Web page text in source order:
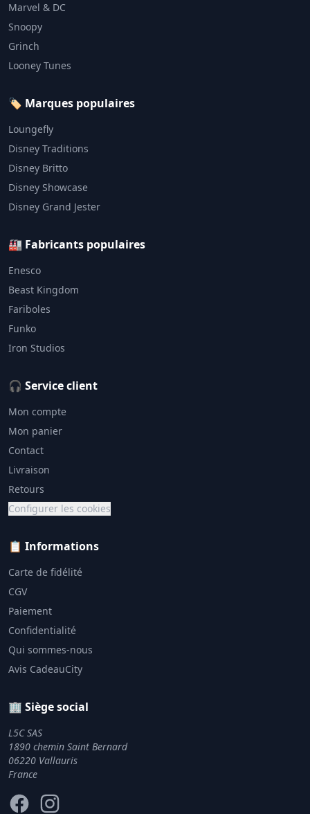
Marvel & DC
Snoopy
Grinch
Looney Tunes
🏷️ Marques populaires
Loungefly
Disney Traditions
Disney Britto
Disney Showcase
Disney Grand Jester
🏭 Fabricants populaires
Enesco
Beast Kingdom
Fariboles
Funko
Iron Studios
🎧 Service client
Mon compte
Mon panier
Contact
Livraison
Retours
Configurer les cookies
📋 Informations
Carte de fidélité
CGV
Paiement
Confidentialité
Qui sommes-nous
Avis CadeauCity
🏢 Siège social
L5C SAS
1890 chemin Saint Bernard
06220 Vallauris
France
FacebookInstagram